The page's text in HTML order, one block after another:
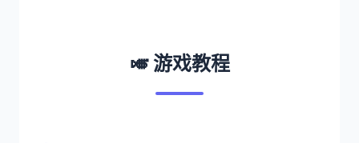
🎺 游戏教程